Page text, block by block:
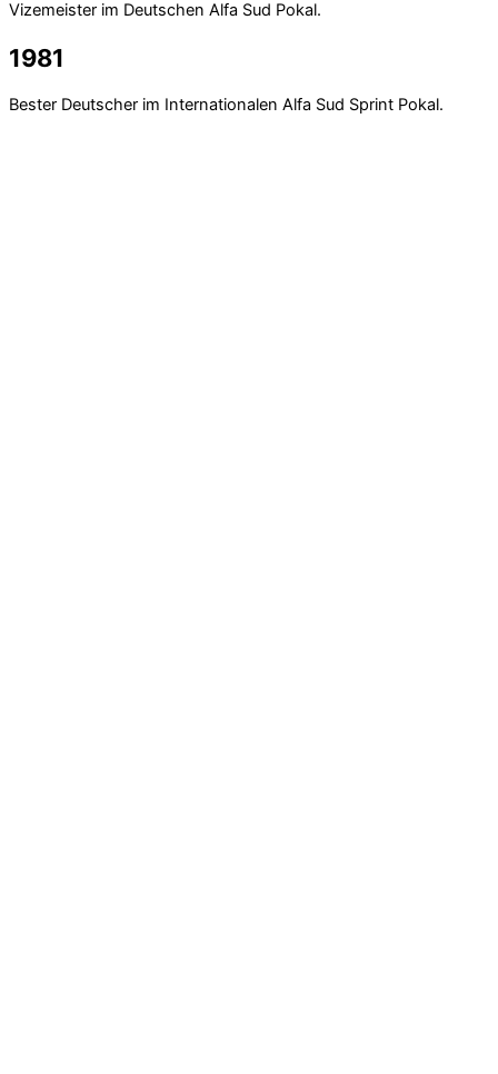
Vizemeister im Deutschen Alfa Sud Pokal.
1981
Bester Deutscher im Internationalen Alfa Sud Sprint Pokal.